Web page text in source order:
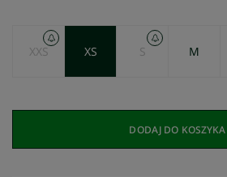
XXS XS S M
DODAJ DO KOSZYKA